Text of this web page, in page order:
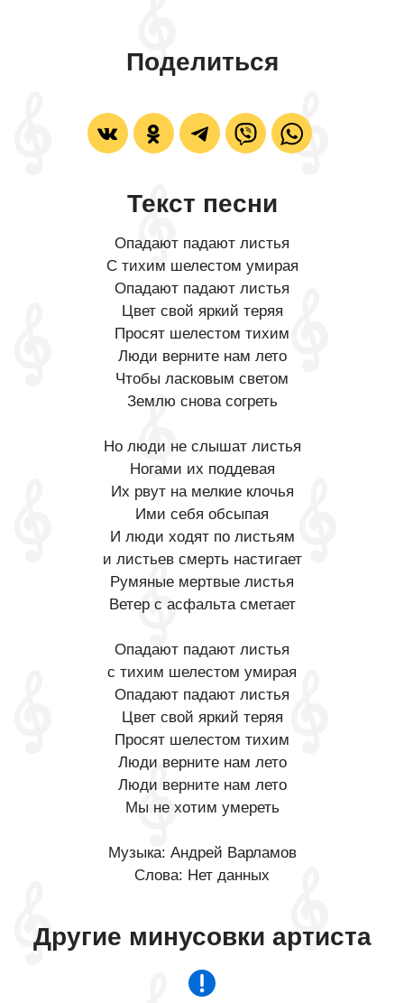
Поделиться
Текст песни
Опадают падают листья
С тихим шелестом умирая
Опадают падают листья
Цвет свой яркий теряя
Просят шелестом тихим
Люди верните нам лето
Чтобы ласковым светом
Землю снова согреть
Но люди не слышат листья
Ногами их поддевая
Их рвут на мелкие клочья
Ими себя обсыпая
И люди ходят по листьям
и листьев смерть настигает
Румяные мертвые листья
Ветер с асфальта сметает
Опадают падают листья
с тихим шелестом умирая
Опадают падают листья
Цвет свой яркий теряя
Просят шелестом тихим
Люди верните нам лето
Люди верните нам лето
Мы не хотим умереть
Музыка: Андрей Варламов
Слова: Нет данных
Другие минусовки артиста